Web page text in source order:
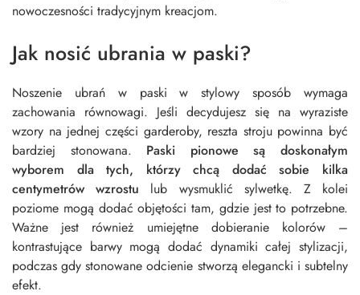
nowoczesności tradycyjnym kreacjom.
Jak nosić ubrania w paski?
Noszenie ubrań w paski w stylowy sposób wymaga
zachowania równowagi. Jeśli decydujesz się na wyraziste
wzory na jednej części garderoby, reszta stroju powinna być
bardziej stonowana. Paski pionowe są doskonałym
wyborem dla tych, którzy chcą dodać sobie kilka
centymetrów wzrostu lub wysmuklić sylwetkę. Z kolei
poziome mogą dodać objętości tam, gdzie jest to potrzebne.
Ważne jest również umiejętne dobieranie kolorów –
kontrastujące barwy mogą dodać dynamiki całej stylizacji,
podczas gdy stonowane odcienie stworzą elegancki i subtelny
efekt.